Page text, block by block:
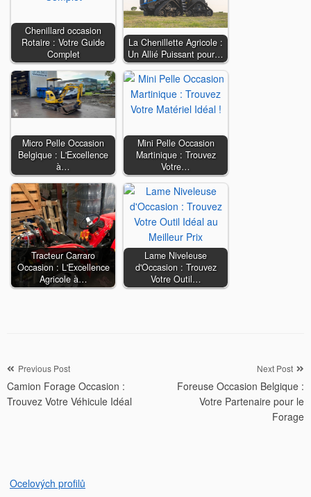
Chenillard occasion
Rotaire : Votre Guide
Complet
La Chenillette Agricole :
Un Allié Puissant pour…
Micro Pelle Occasion
Belgique : L'Excellence
à…
Mini Pelle Occasion
Martinique : Trouvez
Votre…
Tracteur Carraro
Occasion : L'Excellence
Agricole à…
Lame Niveleuse
d'Occasion : Trouvez
Votre Outil…
Navigation
de
l’article
Previous Post
Camion Forage Occasion :
Trouvez Votre Véhicule Idéal
Next Post
Foreuse Occasion Belgique :
Votre Partenaire pour le
Forage
Ocelových profilů